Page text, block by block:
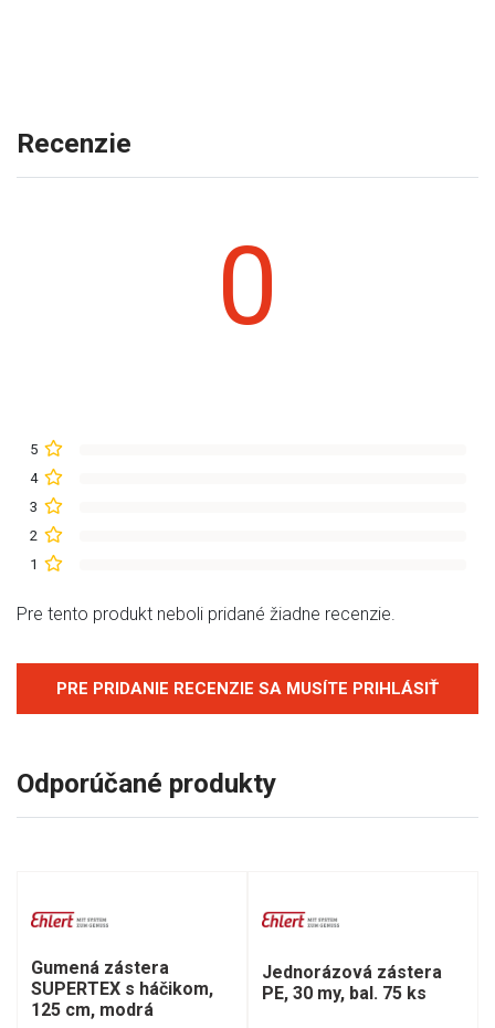
Recenzie
0
5
4
3
2
1
Pre tento produkt neboli pridané žiadne recenzie.
PRE PRIDANIE RECENZIE SA MUSÍTE PRIHLÁSIŤ
Odporúčané produkty
Gumená zástera
SUPERTEX s háčikom,
125 cm, modrá
Jednorázová zástera
PE, 30 my, bal. 75 ks